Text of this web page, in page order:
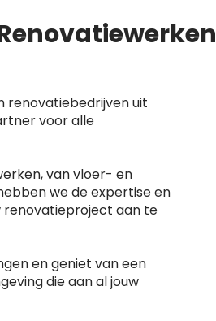
renovatiebedrijven uit
voor alle
van vloer- en
we de expertise en
renovatieproject aan te
en geniet van een
die aan al jouw